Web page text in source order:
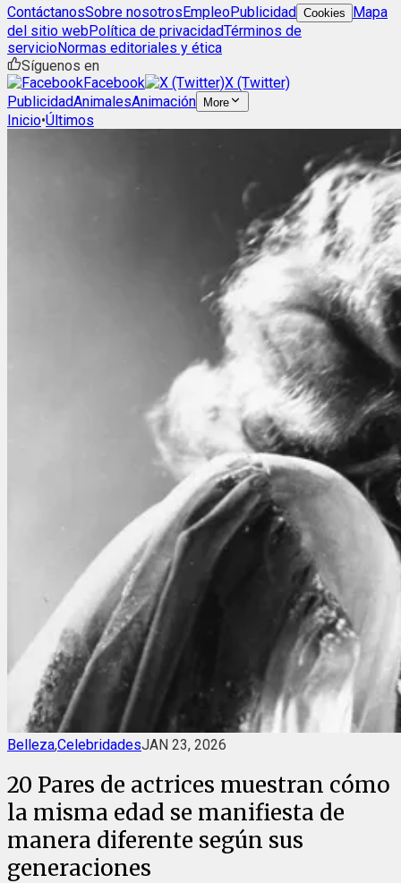
ContáctanosSobre nosotrosEmpleoPublicidad Cookies
Mapa
del sitio webPolítica de privacidadTérminos de
servicioNormas editoriales y ética
Síguenos en
Facebook
X (Twitter)
PublicidadAnimalesAnimación More
Inicio•Últimos
Belleza,CelebridadesJAN 23, 2026
20 Pares de actrices muestran cómo
la misma edad se manifiesta de
manera diferente según sus
generaciones